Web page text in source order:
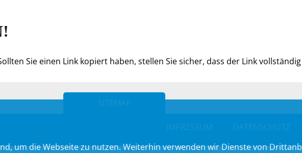
Sie einen Link kopiert haben, stellen Sie sicher, dass der Link
SITEMAP
IMPRESSUM DATENSCHUTZ
um die Webseite zu nutzen. Weiterhin verwenden wir Dienste von